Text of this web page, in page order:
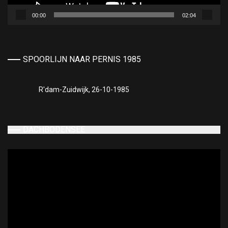
00:00 02:04
SPOORLIJN NAAR PERNIS 1985
R'dam-Zuidwijk, 26-10-1985